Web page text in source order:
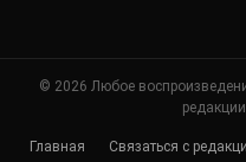
© 2026 Любое
Главная Связаться с